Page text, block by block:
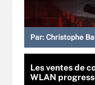
Par: Christophe
Les ventes de
WLAN